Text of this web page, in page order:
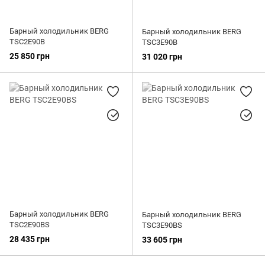
Барный холодильник BERG
TSC2E90B
25 850 грн
Барный холодильник BERG
TSC3E90B
31 020 грн
Барный холодильник BERG
TSC2E90BS
28 435 грн
Барный холодильник BERG
TSC3E90BS
33 605 грн